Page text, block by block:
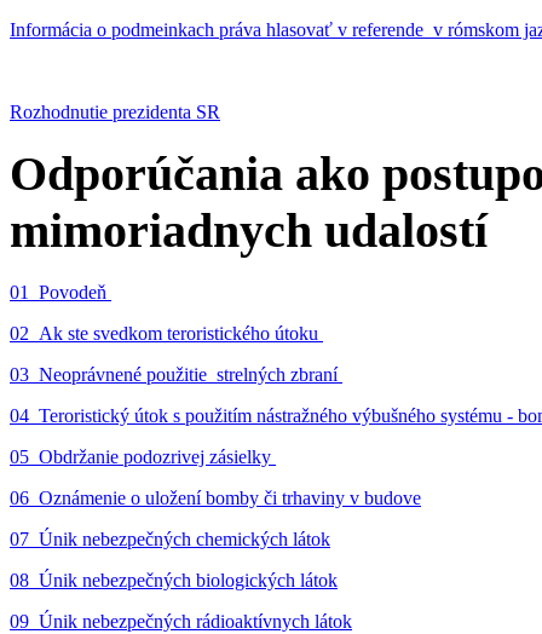
Informácia o podmeinkach práva hlasovať v referende v rómskom
Rozhodnutie prezidenta SR
Odporúčania ako
mimoriadnych udalostí
01_Povodeň
02_Ak ste svedkom teroristického útoku
03_Neoprávnené použitie strelných zbraní
04_Teroristický útok s použitím nástražného výbušného systému -
05_Obdržanie podozrivej zásielky
06_Oznámenie o uložení bomby či trhaviny v budove
07_Únik nebezpečných chemických látok
08_Únik nebezpečných biologických látok
09_Únik nebezpečných rádioaktívnych látok